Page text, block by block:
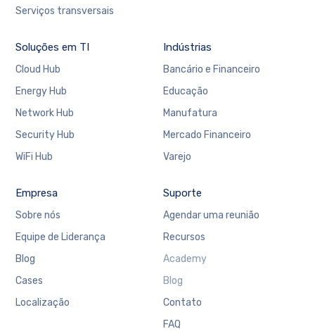
Serviços transversais
Soluções em TI
Cloud Hub
Energy Hub
Network Hub
Security Hub
WiFi Hub
Indústrias
Bancário e Financeiro
Educação
Manufatura
Mercado Financeiro
Varejo
Empresa
Sobre nós
Equipe de Liderança
Blog
Cases
Localização
Suporte
Agendar uma reunião
Recursos
Academy
Blog
Contato
FAQ
conversa agora 😊